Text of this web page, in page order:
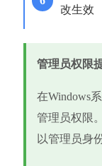
改生效
管理员权限
在Windows
管理员权限
以管理员身